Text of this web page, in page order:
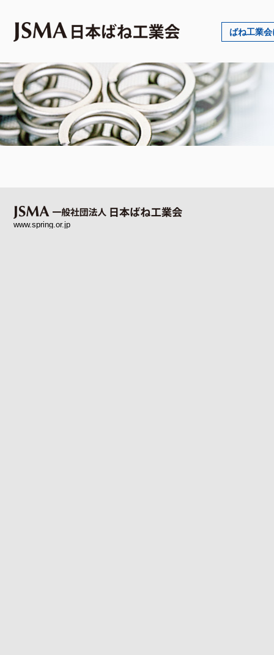
ばね工業
www.spring.or.jp